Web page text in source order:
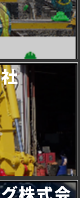
株式会